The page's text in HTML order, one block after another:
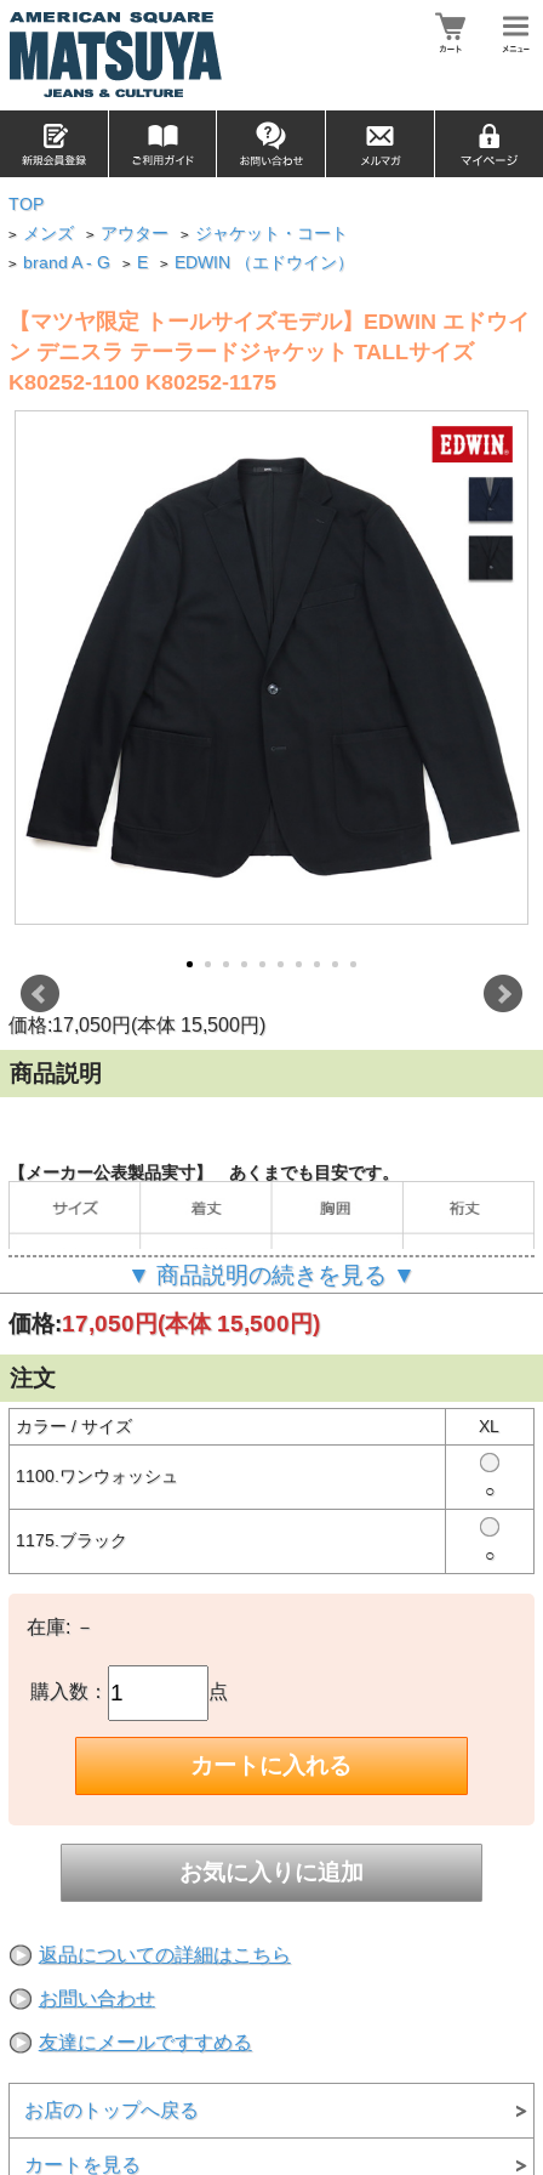
TOP
> メンズ > アウター > ジャケット・コート
> brand A - G > E > EDWIN （エドウイン）
【マツヤ限定 トールサイズモデル】EDWIN エドウイ
ン デニスラ テーラードジャケット TALLサイズ
K80252-1100 K80252-1175
価格:17,050円(本体 15,500円)
商品説明
【メーカー公表製品実寸】 あくまでも目安です。
（単位：cm）
【商品説明】
オンオフ使える EDWIN（エドウイン）のストレッチテーラードジャ
ケット
袖を通常モデルより1インチ長くしたマツヤ限定TALLサイズモデル
◆素材
ストレスフリーで着心地抜群のストレッチ素材を採用。 表面が綿、
肌面がポリエステルの構造になっており、速乾性と肌触りの良さが特
徴。 ニットでありながら、変り編みによりデニムの様な独特な綾目
を表現。
◆デザイン
・デニスラジャケットの定番シルエット。
・ビジネス、カジュアルどちらにも対応可能なサイズ感のラペル
（衿)デザイン。
【素材】
※素材はカラーごとに異なります
〇ワンウォッシュ
・表地：綿 50% ポリエステル 36％ ポリウレタン 14％
・裏地：綿 55％ ポリエステル 45％
〇ブラック
・裏地：綿 55％ ポリエステル 45％
※撮影時の環境やご使用のPCモニター等の環境により実際の色味と
多少異なる場合があります。
※当店取扱い商品は一部店頭在庫と共有をしております。
ご注文時に「在庫あり」の表示でも、実際は売り違いにより欠品が発
生し、やむをえずご注文をキャンセルさせていただく場合がございま
す。完売や欠品の場合は大変ご迷惑をおかけしますが、予めご了承の
▼ 商品説明の続きを見る ▼
価格:17,050円(本体 15,500円)
注文
カラー / サイズ XL
1100.ワンウォッシュ
○
1175.ブラック
○
在庫: －
購入数： 点
返品についての詳細はこちら
お問い合わせ
友達にメールですすめる
お店のトップへ戻る
カートを見る